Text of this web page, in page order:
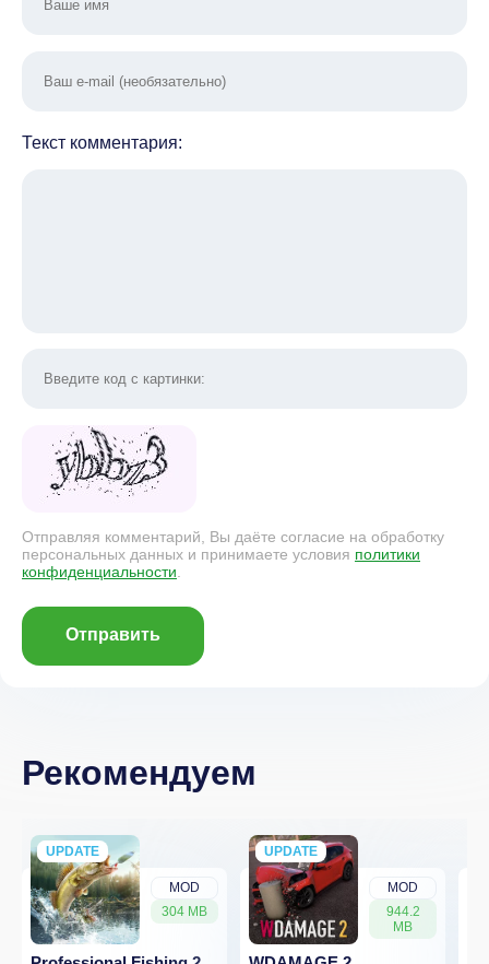
Текст комментария:
Отправляя комментарий, Вы даёте согласие на обработку
персональных данных и принимаете условия политики
конфиденциальности
Отправить
Рекомендуем
MOD
304 MB
UPDATE
NEW
MOD
944.2
MB
UPDATE
NEW